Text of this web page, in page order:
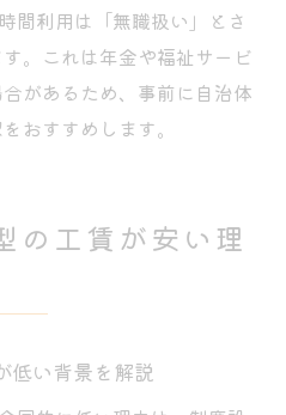
間利用は「無職扱い」とさ
。これは年金や福祉サービ
があるため、事前に自治体
おすすめします。
の工賃が安い理
低い背景を解説